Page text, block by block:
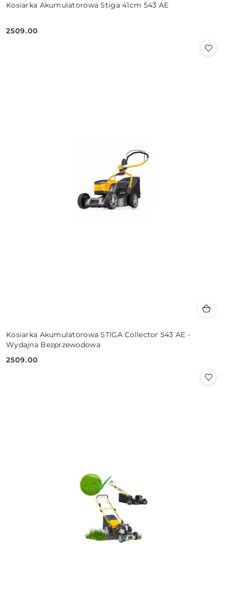
Kosiarka Akumulatorowa Stiga 41cm 543 AE
Cena:
2509.00
Kosiarka Akumulatorowa STIGA Collector 543 AE -
Wydajna Bezprzewodowa
Cena:
2509.00